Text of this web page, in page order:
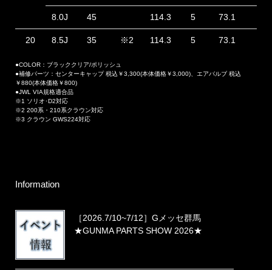
8.0J 45 114.3 5 73.1
20 8.5J 35 ※2 114.3 5 73.1
●COLOR：ブラッククリア/ポリッシュ
●補修パーツ：センターキャップ 税込￥3,300(本体価格￥3,000)、エアバルブ 税込
￥880(本体価格￥800)
●JWL VIA規格適合品
※1 ソリオ･D2対応
※2 200系・210系クラウン対応
※3 クラウン GWS224対応
Information
［2026.7/10~7/12］Gメッセ群馬
★GUNMA PARTS SHOW 2026★